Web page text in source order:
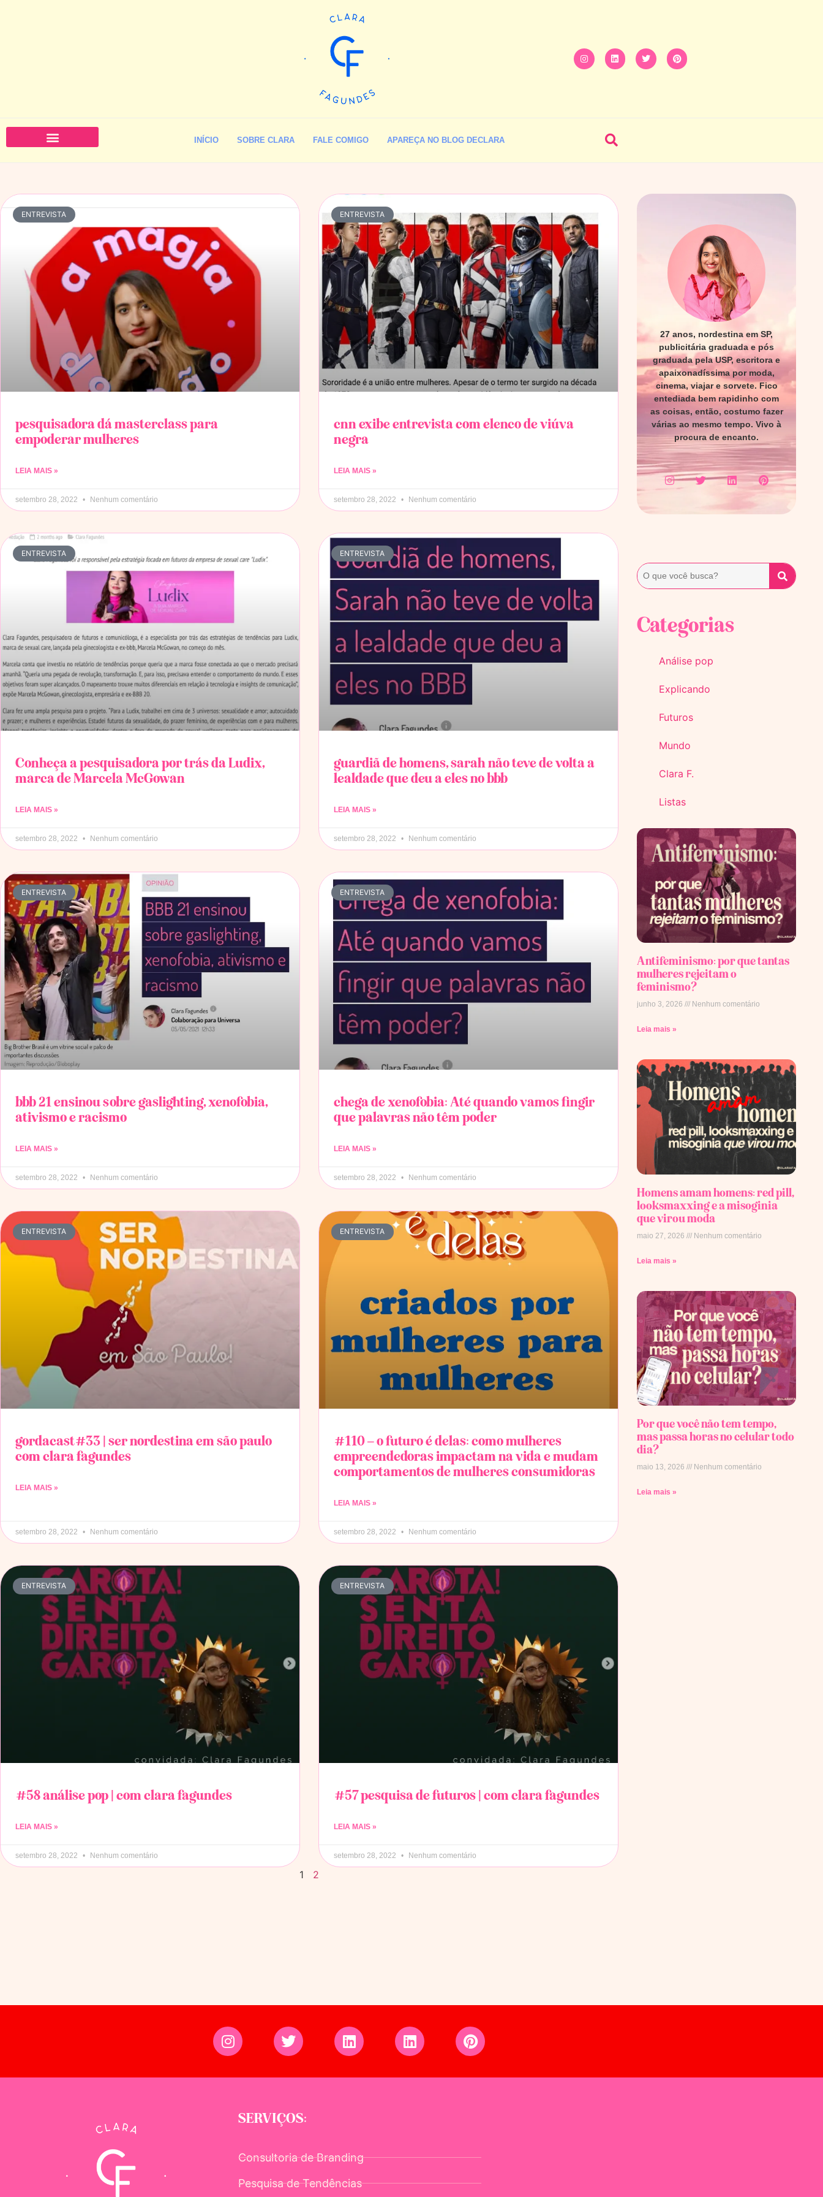
INÍCIO SOBRE CLARA FALE COMIGO APAREÇA NO BLOG DECLARA
ENTREVISTA
pesquisadora dá masterclass para
empoderar mulheres
LEIA MAIS »
setembro 28, 2022 Nenhum comentário
ENTREVISTA
cnn exibe entrevista com elenco de viúva
negra
LEIA MAIS »
setembro 28, 2022 Nenhum comentário
ENTREVISTA
Conheça a pesquisadora por trás da Ludix,
marca de Marcela McGowan
LEIA MAIS »
setembro 28, 2022 Nenhum comentário
ENTREVISTA
guardiã de homens, sarah não teve de volta a
lealdade que deu a eles no bbb
LEIA MAIS »
setembro 28, 2022 Nenhum comentário
ENTREVISTA
bbb 21 ensinou sobre gaslighting, xenofobia,
ativismo e racismo
LEIA MAIS »
setembro 28, 2022 Nenhum comentário
ENTREVISTA
chega de xenofobia: Até quando vamos fingir
que palavras não têm poder
LEIA MAIS »
setembro 28, 2022 Nenhum comentário
ENTREVISTA
gordacast#33 | ser nordestina em são paulo
com clara fagundes
LEIA MAIS »
setembro 28, 2022 Nenhum comentário
ENTREVISTA
#110 – o futuro é delas: como mulheres
empreendedoras impactam na vida e mudam
comportamentos de mulheres consumidoras
LEIA MAIS »
setembro 28, 2022 Nenhum comentário
ENTREVISTA
#58 análise pop | com clara fagundes
LEIA MAIS »
setembro 28, 2022 Nenhum comentário
ENTREVISTA
#57 pesquisa de futuros | com clara fagundes
LEIA MAIS »
setembro 28, 2022 Nenhum comentário
1 2
27 anos, nordestina em SP,
publicitária graduada e pós
graduada pela USP, escritora e
apaixonadíssima por moda,
cinema, viajar e sorvete. Fico
entediada bem rapidinho com
as coisas, então, costumo fazer
várias ao mesmo tempo. Vivo à
procura de encanto.
Categorias
Análise pop
Explicando
Futuros
Mundo
Clara F.
Listas
Antifeminismo: por que tantas
mulheres rejeitam o
feminismo?
junho 3, 2026 Nenhum comentário
Leia mais »
Homens amam homens: red pill,
looksmaxxing e a misoginia
que virou moda
maio 27, 2026 Nenhum comentário
Leia mais »
Por que você não tem tempo,
mas passa horas no celular todo
dia?
maio 13, 2026 Nenhum comentário
Leia mais »
SERVIÇOS:
Consultoria de Branding
Pesquisa de Tendências